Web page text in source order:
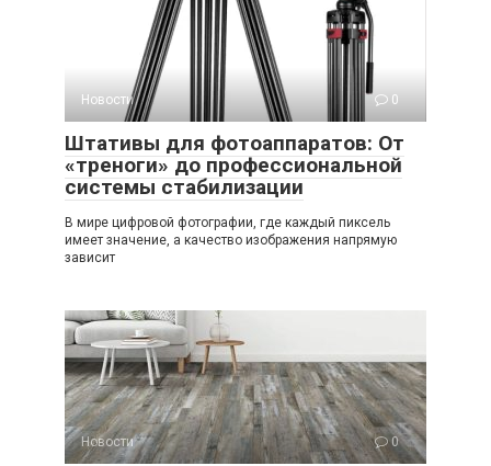
Новости 0
Штативы для фотоаппаратов: От
«треноги» до профессиональной
системы стабилизации
В мире цифровой фотографии, где каждый пиксель
имеет значение, а качество изображения напрямую
зависит
Новости 0